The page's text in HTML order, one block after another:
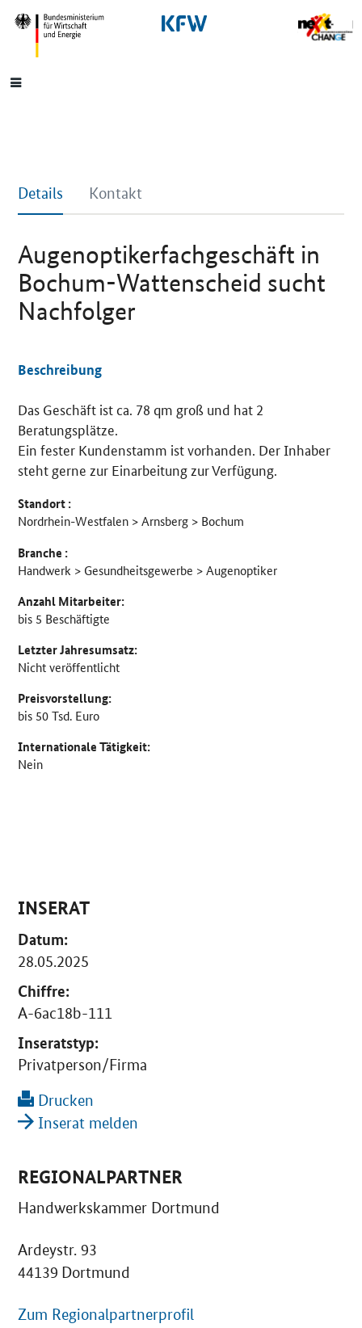
SrOnlyNavigation
Hauptmenü
Details Kontakt
Augenoptikerfachgeschäft in
Bochum-Wattenscheid sucht
Nachfolger
Details
Beschreibung
Das Geschäft ist ca. 78 qm groß und hat 2
Beratungsplätze.
Ein fester Kundenstamm ist vorhanden. Der Inhaber
steht gerne zur Einarbeitung zur Verfügung.
Standort :
Nordrhein-Westfalen > Arnsberg > Bochum
Branche :
Handwerk > Gesundheitsgewerbe > Augenoptiker
Anzahl Mitarbeiter:
bis 5 Beschäftigte
Letzter Jahresumsatz:
Nicht veröffentlicht
Preisvorstellung:
bis 50 Tsd. Euro
Internationale Tätigkeit:
Nein
INSERAT
Datum:
28.05.2025
Chiffre:
A-6ac18b-111
Inseratstyp:
Privatperson/Firma
Drucken
Inserat melden
REGIONALPARTNER
Handwerkskammer Dortmund
Ardeystr. 93
44139 Dortmund
Zum Regionalpartnerprofil